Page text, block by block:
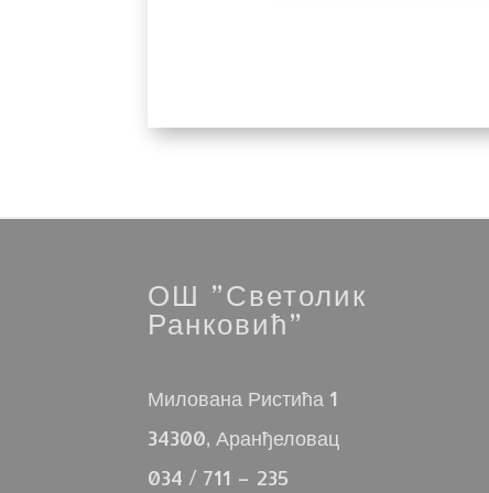
ОШ ”Светолик
Ранковић”
Милована Ристића 1
34300, Аранђеловац
034 / 711 – 235